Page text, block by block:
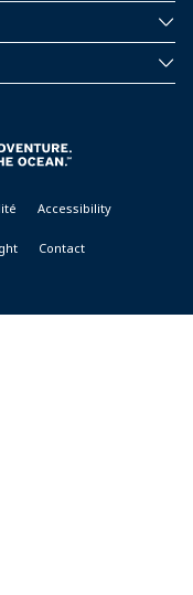
Accessibility
Contact